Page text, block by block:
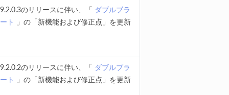
のリリースに伴い、「 ダブルブラ
ト
」の「新機能および修正点」を更新
のリリースに伴い、「 ダブルブラ
ト
」の「新機能および修正点」を更新